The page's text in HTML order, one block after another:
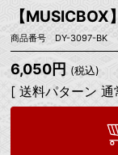
【
商品番号 DY-3097-BK
6,050円 (税込)
[ 送料パターン 通